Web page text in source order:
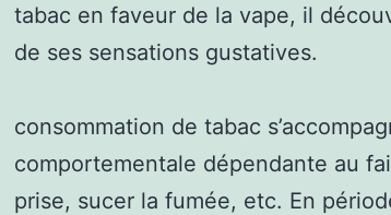
tabac en faveur de la vape, il
de ses sensations gustatives.
consommation de tabac
comportementale dépendante au
prise, sucer la fumée, etc. En